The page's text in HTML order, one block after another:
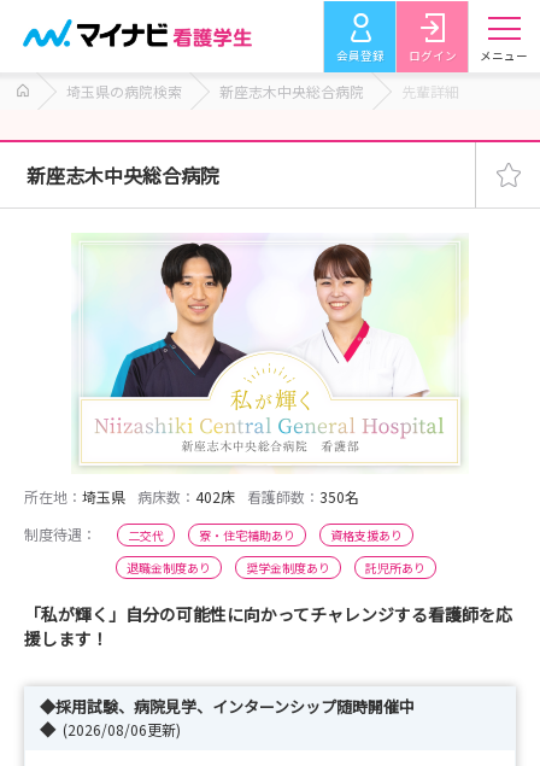
会員登録 ログイン メニュー
埼玉県の病院検索 新座志木中央総合病院 先輩詳細
新座志木中央総合病院
所在地： 埼玉県 病床数： 402床 看護師数： 350名
制度待遇：
二交代 寮・住宅補助あり
資格支援あり
退職金制度あり
奨学金制度あり 託児所あり
「私が輝く」自分の可能性に向かってチャレンジする看護師を応
援します！
◆採用試験、病院見学、インターンシップ随時開催中
◆ (2026/08/06更新)